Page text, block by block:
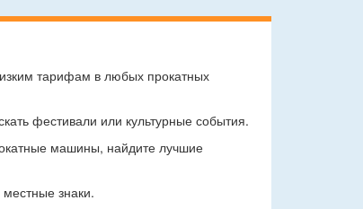
тарифам в любых прокатных
фестивали или культурные события.
машины, найдите лучшие
знаки.